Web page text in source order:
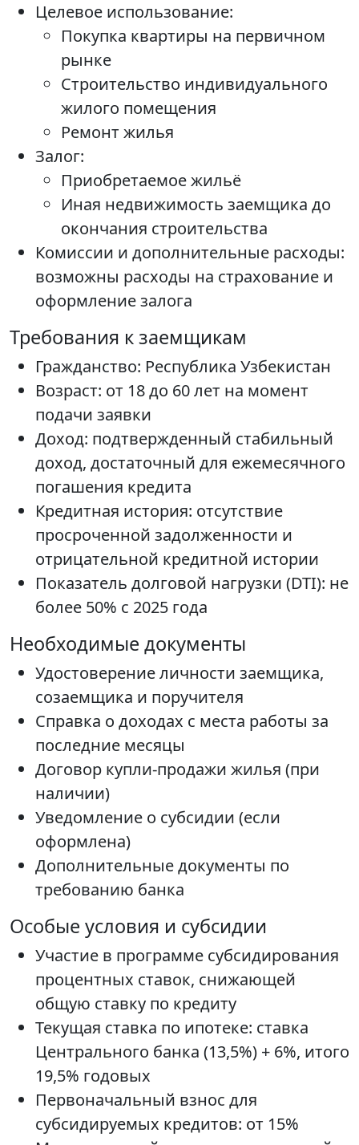
Целевое использование:
Покупка квартиры на первичном
рынке
Строительство индивидуального
жилого помещения
Ремонт жилья
Залог:
Приобретаемое жильё
Иная недвижимость заемщика до
окончания строительства
Комиссии и дополнительные расходы:
возможны расходы на страхование и
оформление залога
Требования к заемщикам
Гражданство: Республика Узбекистан
Возраст: от 18 до 60 лет на момент
подачи заявки
Доход: подтвержденный стабильный
доход, достаточный для ежемесячного
погашения кредита
Кредитная история: отсутствие
просроченной задолженности и
отрицательной кредитной истории
Показатель долговой нагрузки (DTI): не
более 50% с 2025 года
Необходимые документы
Удостоверение личности заемщика,
созаемщика и поручителя
Справка о доходах с места работы за
последние месяцы
Договор купли-продажи жилья (при
наличии)
Уведомление о субсидии (если
оформлена)
Дополнительные документы по
требованию банка
Особые условия и субсидии
Участие в программе субсидирования
процентных ставок, снижающей
общую ставку по кредиту
Текущая ставка по ипотеке: ставка
Центрального банка (13,5%) + 6%, итого
19,5% годовых
Первоначальный взнос для
субсидируемых кредитов: от 15%